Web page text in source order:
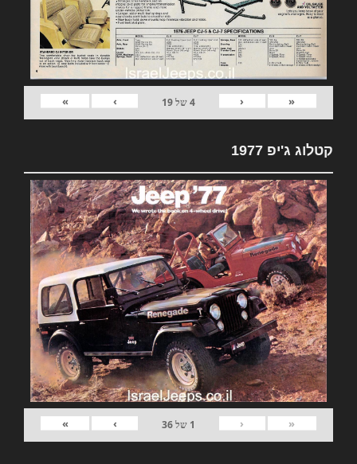
«
‹
4של19
›
»
קטלוג ג'יפ 1977
«
‹
1 של36
›
»